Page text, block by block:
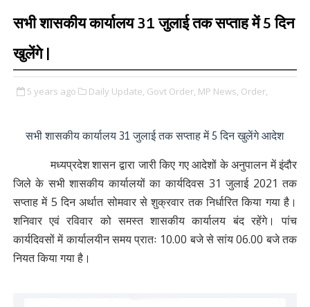
सभी शासकीय कार्यालय 31 जुलाई तक सप्ताह में 5 दिन
खुलेंगे |
5 years ago Daily Update, Govt Order, MP News, Order,
सभी शासकीय कार्यालय 31 जुलाई तक सप्ताह में 5 दिन खुलेंगे आदेश
मध्यप्रदेश शासन द्वारा जारी किए गए आदेशों के अनुपालन में इंदौर
जिले के सभी शासकीय कार्यालयों का कार्यदिवस 31 जुलाई 2021 तक
सप्ताह में 5 दिन अर्थात सोमवार से शुक्रवार तक निर्धारित किया गया है।
शनिवार एवं रविवार को समस्त शासकीय कार्यालय बंद रहेंगे। पांच
कार्यदिवसों में कार्यालयीन समय प्रातः 10.00 बजे से सांय 06.00 बजे तक
नियत किया गया है।